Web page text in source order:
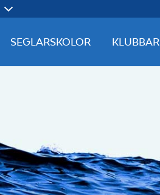
SEGLARSKOLOR KLUBBAR